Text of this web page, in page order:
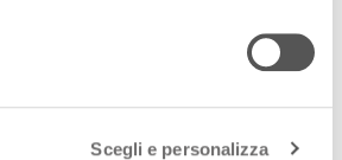
Scegli e personalizza
Università, i centri di ricerca e la
e accrescere la consapevolezza dei
della mitigazione e